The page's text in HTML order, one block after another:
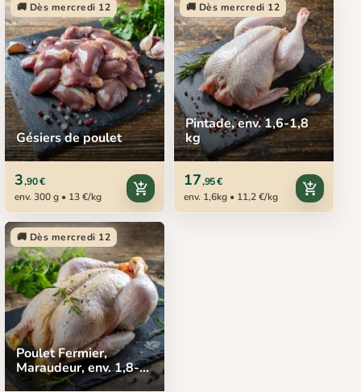
🚚 Dès mercredi 12
Gésiers de poulet
3,90 €
env. 300 g • 13 €/kg
add_shopping_cart
🚚 Dès mercredi 12
Pintade, env. 1,6-1,8
kg
17,95 €
env. 1,6kg • 11,2 €/kg
add_shopping_cart
🚚 Dès mercredi 12
Poulet Fermier,
Maraudeur, env. 1,8-
2,1 kg